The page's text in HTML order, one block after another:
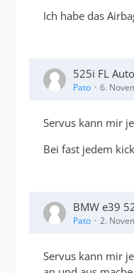
Ich habe das
525i FL
Pato 6.
Servus kann mir
Bei fast jedem
BMW e39
Pato 2.
Servus kann mir